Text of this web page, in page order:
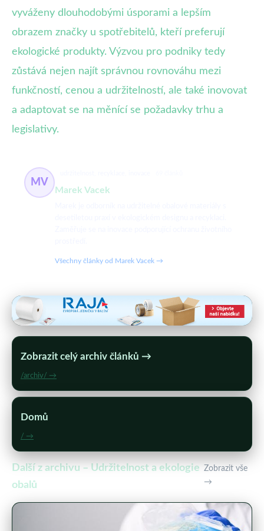
vyváženy dlouhodobými úsporami a lepším
obrazem značky u spotřebitelů, kteří preferují
ekologické produkty. Výzvou pro podniky tedy
zůstává nejen najít správnou rovnováhu mezi
funkčností, cenou a udržitelností, ale také inovovat
a adaptovat se na měnící se požadavky trhu a
legislativy.
MV
Marek Vacek
Všechny články od Marek Vacek →
Zobrazit celý archiv článků →
/archiv/ →
Domů
/ →
Další z archivu – Udržitelnost a ekologie
obalů
Zobrazit vše
→